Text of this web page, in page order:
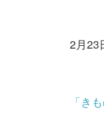
2月23
「き